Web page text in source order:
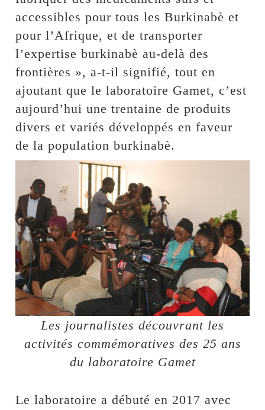
accessibles pour tous les Burkinabè et
pour l’Afrique, et de transporter
l’expertise burkinabè au-delà des
frontières », a-t-il signifié, tout en
ajoutant que le laboratoire Gamet, c’est
aujourd’hui une trentaine de produits
divers et variés développés en faveur
de la population burkinabè.
Les journalistes découvrant les
activités commémoratives des 25 ans
du laboratoire Gamet
Le laboratoire a débuté en 2017 avec